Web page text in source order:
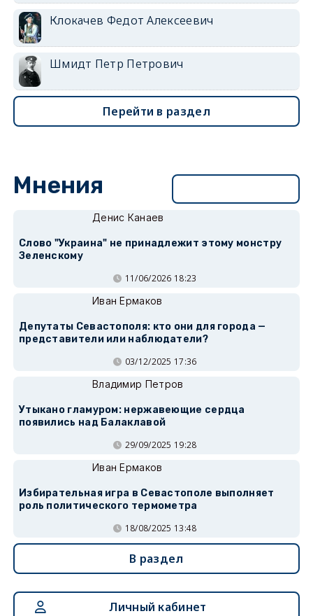
Клокачев Федот Алексеевич
Шмидт Петр Петрович
Перейти в раздел
Мнения
Денис Канаев
Слово "Украина" не принадлежит этому монстру
Зеленскому
11/06/2026 18:23
Иван Ермаков
Депутаты Севастополя: кто они для города —
представители или наблюдатели?
03/12/2025 17:36
Владимир Петров
Утыкано гламуром: нержавеющие сердца
появились над Балаклавой
29/09/2025 19:28
Иван Ермаков
Избирательная игра в Севастополе выполняет
роль политического термометра
18/08/2025 13:48
В раздел
Личный кабинет